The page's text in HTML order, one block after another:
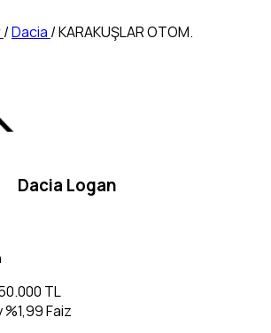
/Dacia /KARAKUŞLAR OTOM.
Dacia Logan
TL
%1,99 Faiz